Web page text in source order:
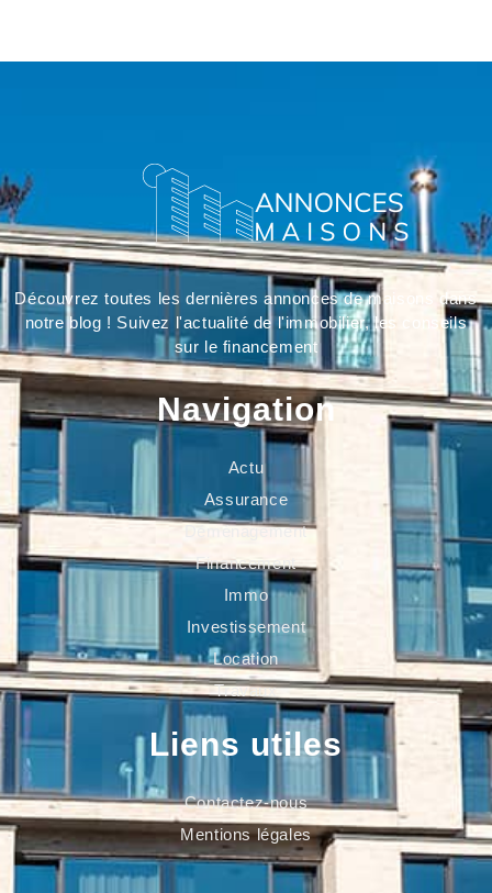
Découvrez toutes les dernières annonces de maisons dans
notre blog ! Suivez l'actualité de l'immobilier, les conseils
sur le financement
Navigation
Actu
Assurance
Déménagement
Financement
Immo
Investissement
Location
Travaux
Liens utiles
Contactez-nous
Mentions légales